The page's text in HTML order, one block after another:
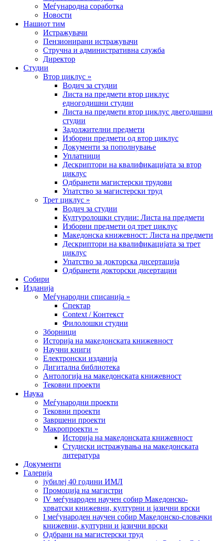
Меѓународна соработка
Новости
Нашиот тим
Истражувачи
Пензионирани истражувачи
Стручна и административна служба
Директор
Студии
Втор циклус »
Водич за студии
Листа на предмети втор циклус
едногодишни студии
Листа на предмети втор циклус двегодишни
студии
Задолжителни предмети
Изборни предмети од втор циклус
Документи за пополнување
Уплатници
Дескриптори на квалификацијата за втор
циклус
Одбранети магистерски трудови
Упатство за магистерски труд
Трет циклус »
Водич за студии
Културолошки студии: Листа на предмети
Изборни предмети од трет циклус
Македонска книжевност: Листа на предмети
Дескриптори на квалификацијата за трет
циклус
Упатство за докторска дисертација
Одбранети докторски дисертации
Собири
Изданија
Меѓународни списанија »
Спектар
Context / Контекст
Филолошки студии
Зборници
Историја на македонската книжевност
Научни книги
Електронски изданија
Дигитална библиотека
Антологија на македонската книжевност
Тековни проекти
Наука
Меѓународни проекти
Тековни проекти
Завршени проекти
Макропроекти »
Историја на македонската книжевност
Студиски истражувања на македонската
литература
Документи
Галерија
јубилеј 40 години ИМЛ
Промоција на магистри
IV меѓународен научен собир Македонско-
хрватски книжевни, културни и јазични врски
I меѓународен научен собир Македонско-словачки
книжевни, културни и јазични врски
Одбрани на магистерски труд